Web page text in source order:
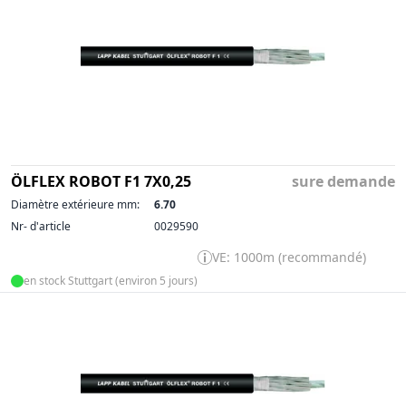
ÖLFLEX ROBOT F1 7X0,25 sure demande
Diamètre extérieure mm:
6.70
Nr- d'article
0029590
VE: 1000m (recommandé)
en stock Stuttgart (environ 5 jours)